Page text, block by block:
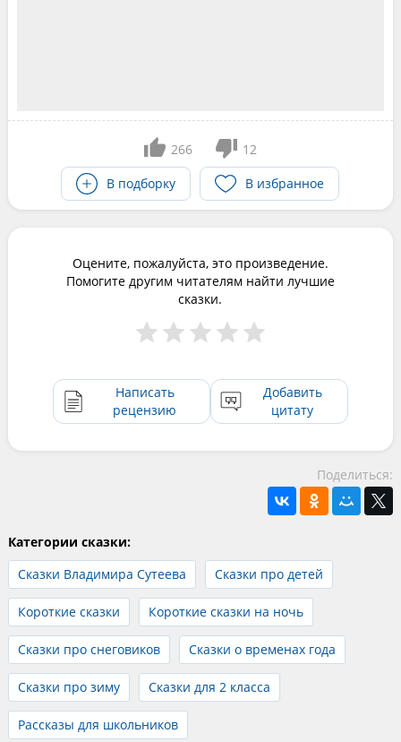
266
12
В подборку
В избранное
Оцените, пожалуйста, это произведение.
Помогите другим читателям найти лучшие
сказки.
Написать
рецензию
Добавить
цитату
Поделиться:
Категории сказки:
Сказки Владимира Сутеева
Сказки про детей
Короткие сказки Короткие сказки на ночь
Сказки про снеговиков Сказки о временах года
Сказки про зиму Сказки для 2 класса
Рассказы для школьников